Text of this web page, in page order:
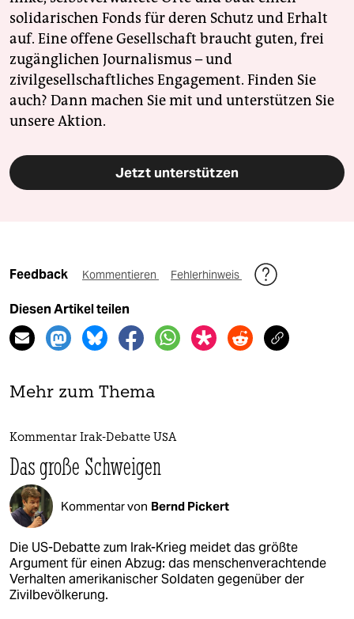
solidarischen Fonds für deren Schutz und Erhalt
auf. Eine offene Gesellschaft braucht guten, frei
zugänglichen Journalismus – und
zivilgesellschaftliches Engagement. Finden Sie
auch? Dann machen Sie mit und unterstützen Sie
unsere Aktion.
Jetzt unterstützen
Feedback Kommentieren Fehlerhinweis
Diesen Artikel teilen
Mehr zum Thema
Kommentar Irak-Debatte USA
Das große Schweigen
Kommentar von Bernd Pickert
Die US-Debatte zum Irak-Krieg meidet das größte
Argument für einen Abzug: das menschenverachtende
Verhalten amerikanischer Soldaten gegenüber der
Zivilbevölkerung.